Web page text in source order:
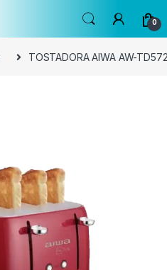
0
TOSTADORA AIWA AW-